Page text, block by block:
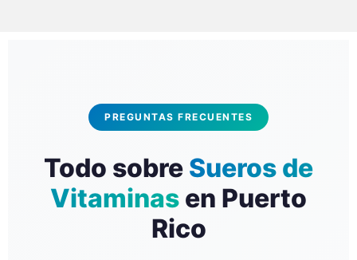
PREGUNTAS FRECUENTES
Todo sobre Sueros de
Vitaminas en Puerto
Rico